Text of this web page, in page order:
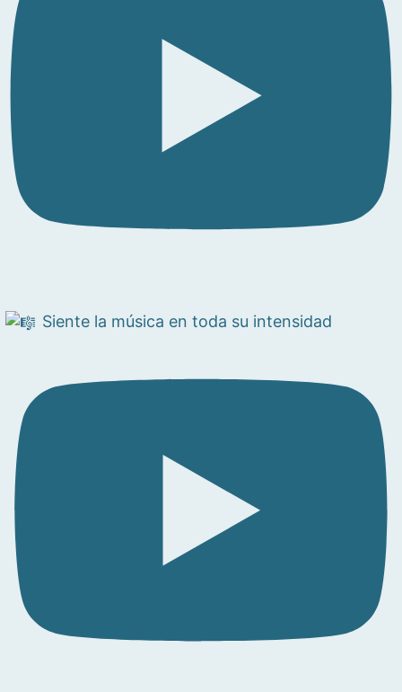
Siente la música en toda su intensidad